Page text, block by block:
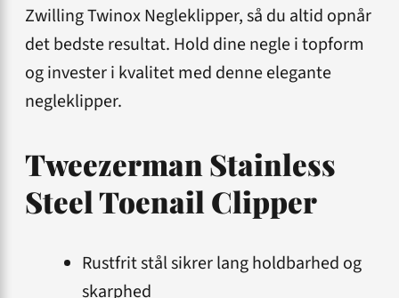
Zwilling Twinox Negleklipper, så du altid opnår
det bedste resultat. Hold dine negle i topform
og invester i kvalitet med denne elegante
negleklipper.
Tweezerman Stainless
Steel Toenail Clipper
Rustfrit stål sikrer lang holdbarhed og
skarphed